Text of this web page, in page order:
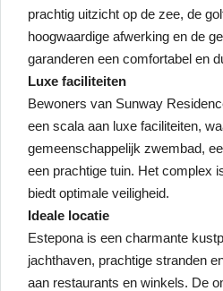
prachtig uitzicht op de zee, de
hoogwaardige afwerking en de
garanderen een comfortabel en
Luxe faciliteiten
Bewoners van Sunway
een scala aan luxe faciliteiten,
gemeenschappelijk zwembad,
een prachtige tuin. Het complex
biedt optimale veiligheid.
Ideale locatie
Estepona is een charmante
jachthaven, prachtige stranden
aan restaurants en winkels. De